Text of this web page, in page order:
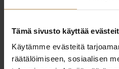
Tämä sivusto käyttää
Käytämme evästeitä
räätälöimiseen, sosiaalisen
Lue artikkeli